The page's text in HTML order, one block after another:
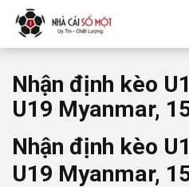
Nhận định kèo
U19 Myanmar,
Nhận định kèo
U19 Myanmar,